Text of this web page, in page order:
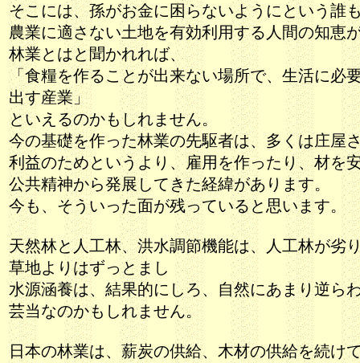
そこには、孫がお金に困らないようにという誰
農業に適さない土地を有効利用する人間の知恵
林業とはと聞かれれば、
「食糧を作ることが出来ない場所で、生活に必
出す産業」
といえるのかもしれません。
今の基礎を作った林業の先駆者は、多くは庄屋
利益のためというより、雇用を作ったり、材を
公共精神から発展してきた経緯があります。
今も、そういった面が残っていると思います。
天然林と人工林、洪水調節機能は、人工林が劣
草地よりはずっとまし
水源涵養は、結果的にしろ、自然にあまり逆ら
芸当なのかもしれません。
日本の林業は、薪炭の供給、木材の供給を続け